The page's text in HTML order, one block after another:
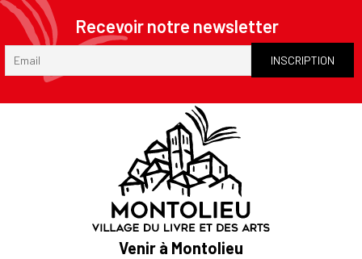
Recevoir notre newsletter
Venir à Montolieu